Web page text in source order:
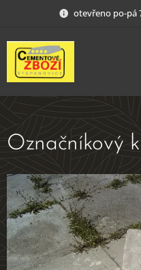
otevřeno po-pá
Označníkový